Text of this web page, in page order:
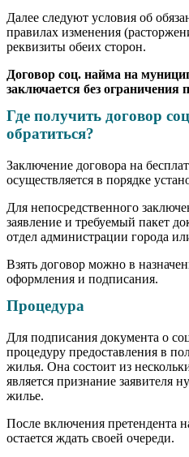
Далее следуют условия об
правилах изменения
реквизиты обеих сторон.
Договор соц. найма на
заключается без ограничения
Где получить договор
обратиться?
Заключение договора на
осуществляется в порядке
Для непосредственного
заявление и требуемый пакет
отдел администрации города
Взять договор можно в
оформления и подписания.
Процедура
Для подписания документа о
процедуру предоставления в
жилья. Она состоит из
является признание заявителя
жилье.
После включения претендента
остается ждать своей очереди.